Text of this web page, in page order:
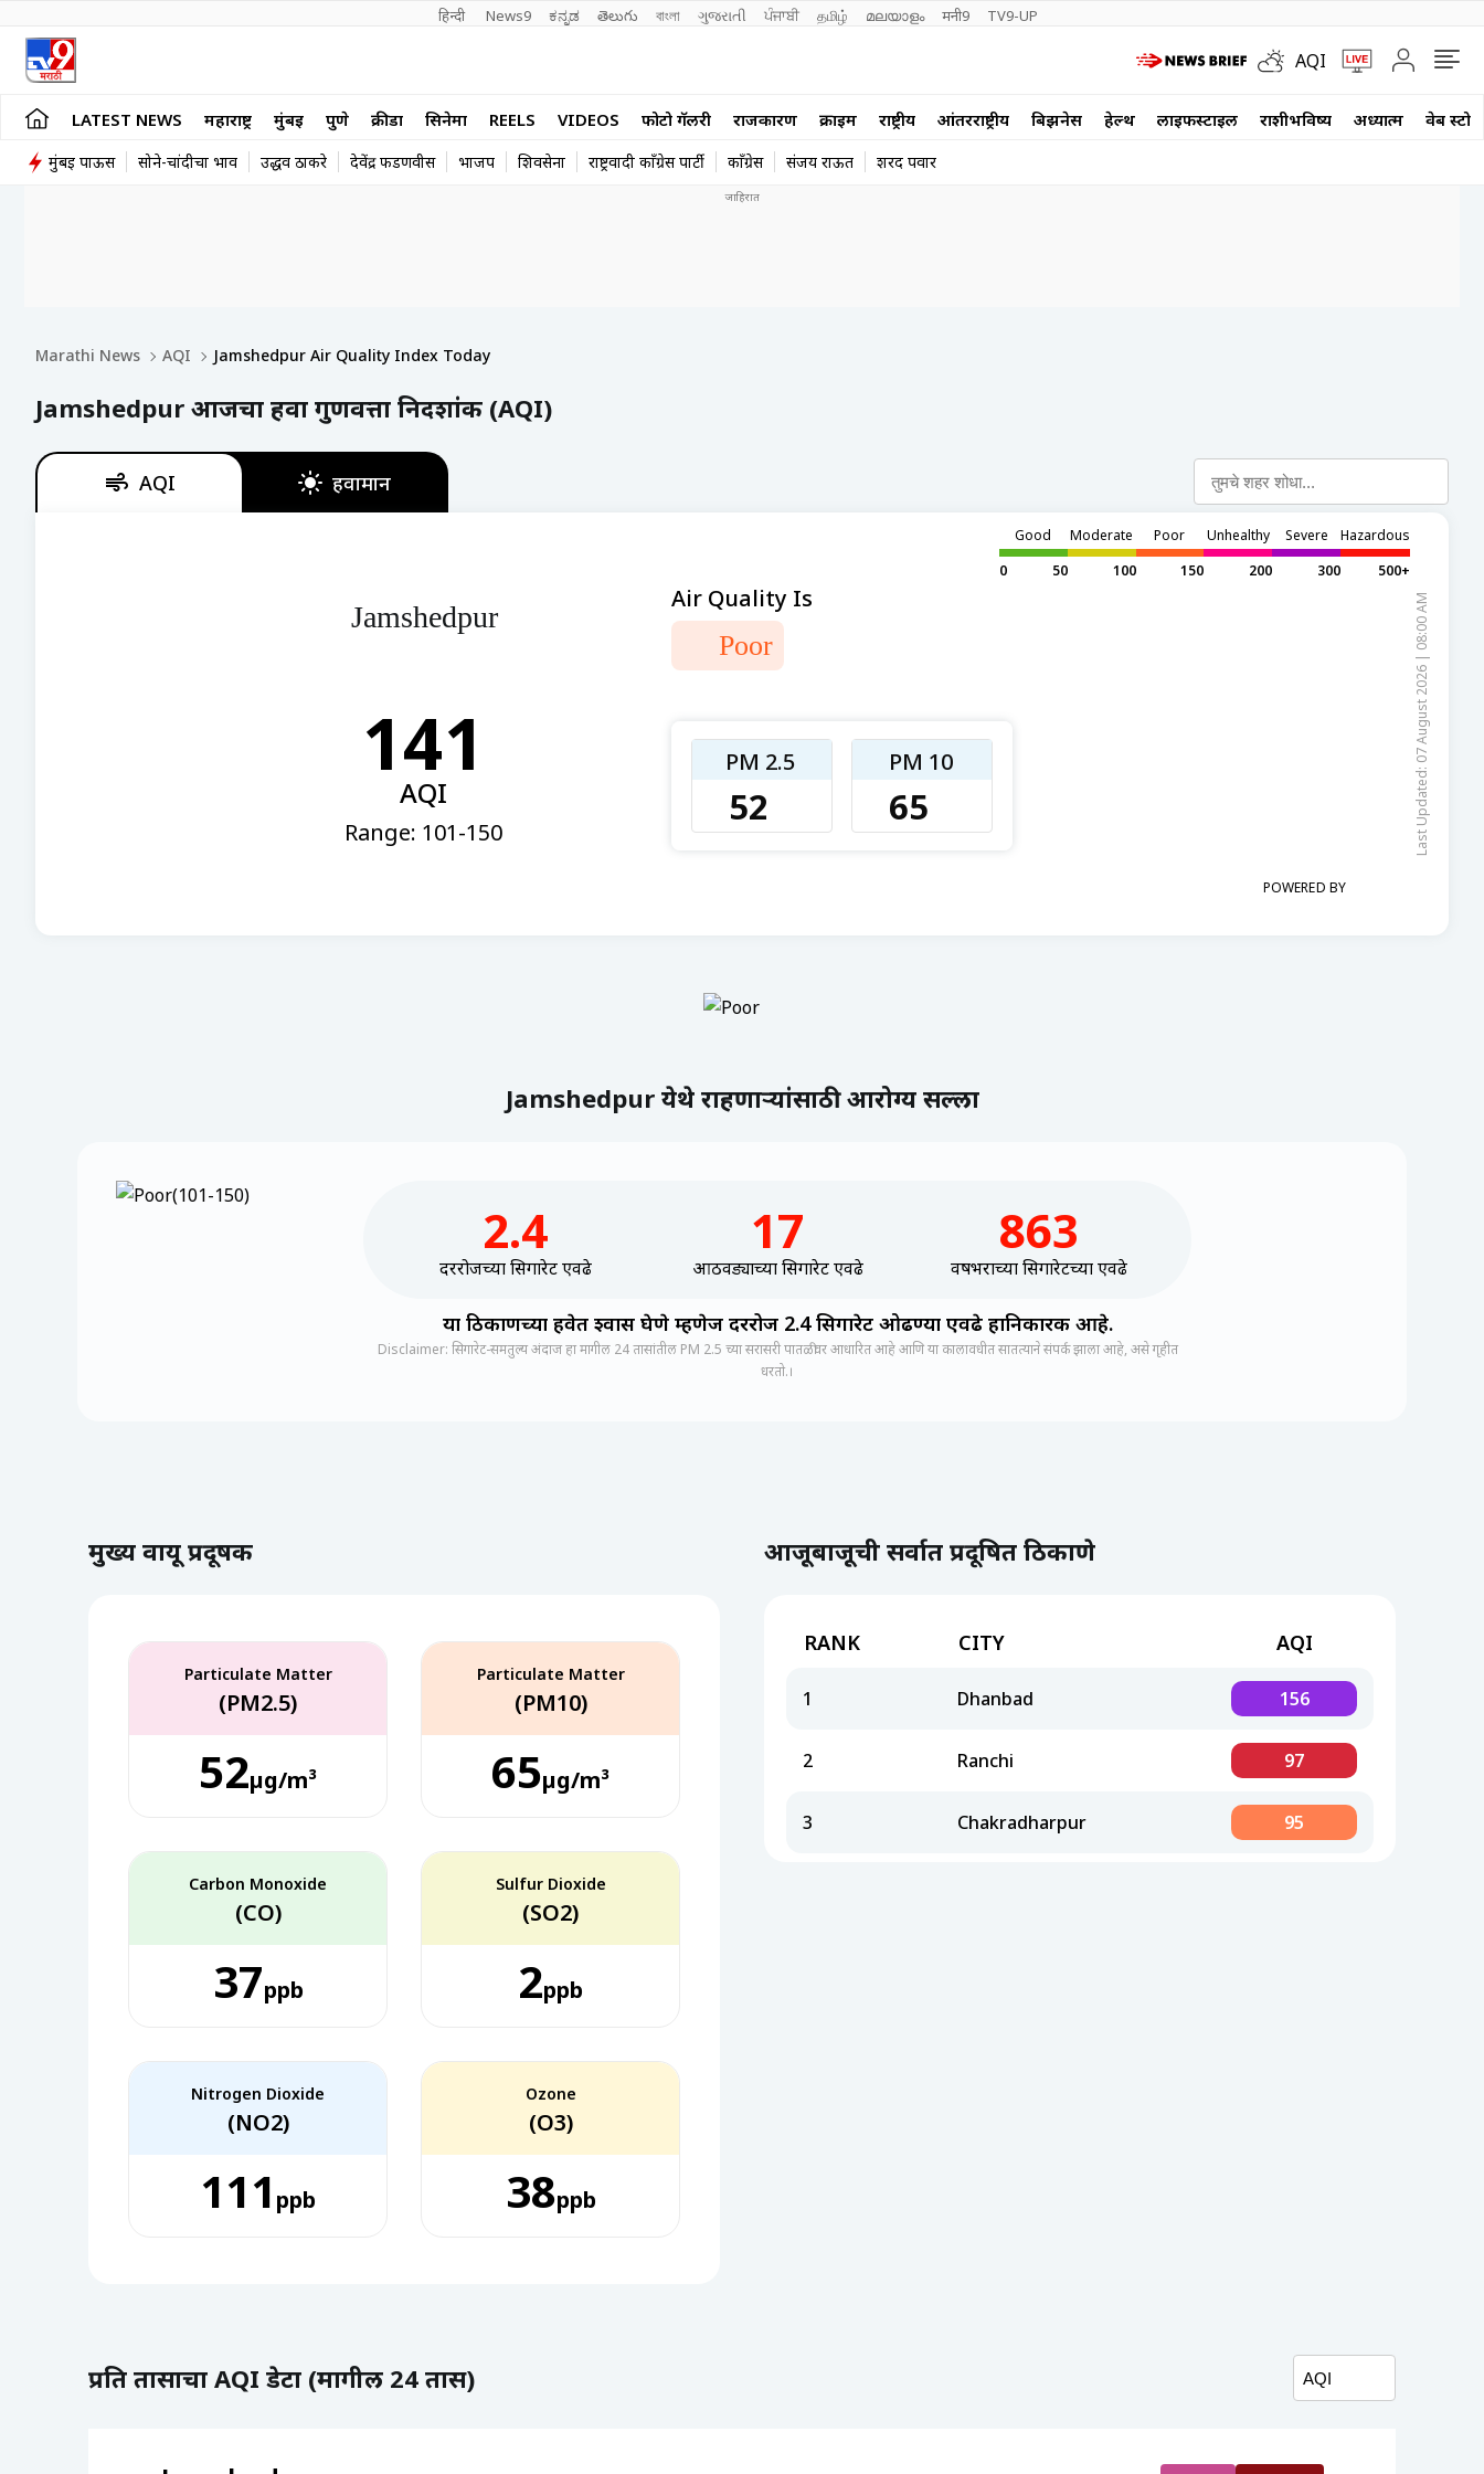
हिन्दी News9 ಕನ್ನಡ తెలుగు বাংলা ગુજરાતી ਪੰਜਾਬੀ தமிழ் മലയാളം मनी9 TV9-UP
AQI
LATEST NEWS महाराष्ट्र मुंबई पुणे क्रीडा सिनेमा REELS VIDEOS फोटो गॅलरी राजकारण क्राईम राष्ट्रीय आंतरराष्ट्रीय बिझनेस हेल्थ लाईफस्टाईल राशीभविष्य अध्यात्म वेब
मुंबई पाऊस सोने-चांदीचा भाव उद्धव ठाकरे देवेंद्र फडणवीस भाजप शिवसेना राष्ट्रवादी काँग्रेस पार्टी काँग्रेस संजय राऊत शरद पवार
Marathi News AQI Jamshedpur Air Quality Index Today
Jamshedpur आजचा हवा गुणवत्ता निर्देशांक (AQI)
AQI हवामान
Jamshedpur
141
AQI
Range: 101-150
Good
0
50
Moderate
100
Poor
150
Unhealthy
200
Severe
300
Hazardous
500+
Air Quality Is
Poor
PM 2.5
52
PM 10
65 Last Updated: 07 August 2026 | 08:00 AM
POWERED BY
Jamshedpur येथे राहणाऱ्यांसाठी आरोग्य सल्ला
2.4
दररोजच्या सिगारेट एवढे
17
आठवड्याच्या सिगारेट एवढे
863
वर्षभराच्या सिगारेटच्या एवढे
या ठिकाणच्या हवेत श्वास घेणे म्हणेज दररोज 2.4 सिगारेट ओढण्या एवढे हानिकारक आहे.
Disclaimer: सिगारेट-समतुल्य अंदाज हा मागील 24 तासांतील PM 2.5 च्या सरासरी पातळीवर आधारित आहे आणि या कालावधीत सातत्याने संपर्क झाला आहे, असे गृहीत
धरतो.।
मुख्य वायू प्रदूषक
Particulate Matter
(PM2.5)
52µg/m³
Particulate Matter
(PM10)
65µg/m³
Carbon Monoxide
(CO)
37ppb
Sulfur Dioxide
(SO2)
2ppb
Nitrogen Dioxide
(NO2)
111 ppb
Ozone
(O3)
38ppb
आजूबाजूची सर्वात प्रदूषित ठिकाणे
RANK CITY AQI
1 Dhanbad 156
2 Ranchi 97
3 Chakradharpur 95
प्रति तासाचा AQI डेटा (मागील 24 तास)